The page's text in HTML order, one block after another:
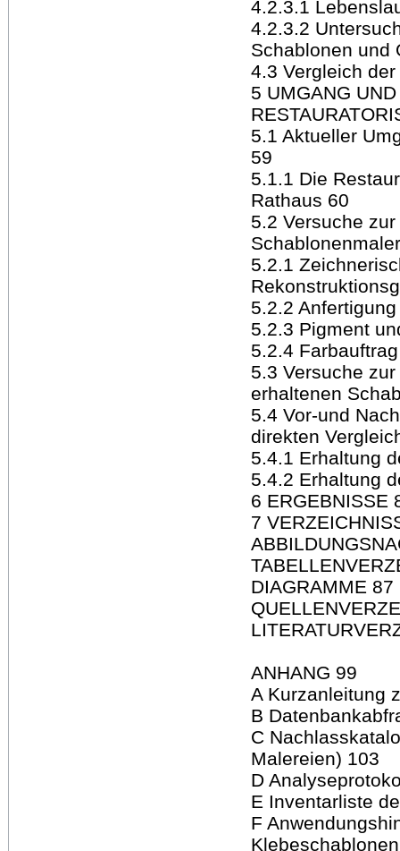
4.2.3.1
4.2.3.2
Schablonen und
4.3 Vergleich
5 UMGANG
5.1 Aktueller
59
5.1.1 Die
Rathaus 60
5.2 Versuche
5.2.1
5.2.2
5.2.3 Pigment
5.2.4
5.3 Versuche
erhaltenen
5.4 Vor-und
direkten
5.4.1 Erhaltung
5.4.2 Erhaltung
6 ERGEBNISSE
7
DIAGRAMME 87
ANHANG 99
A Kurzanleitung
B
C
Malereien) 103
D
E Inventarliste
F